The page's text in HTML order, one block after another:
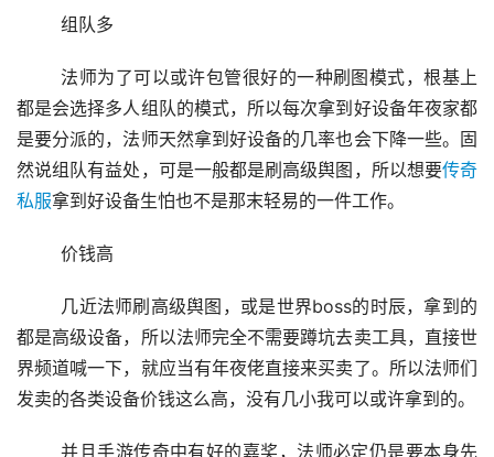
	组队多
都是会选择多人组队的模式，所以每次拿到好设备年夜家都
是要分派的，法师天然拿到好设备的几率也会下降一些。固
然说组队有益处，可是一般都是刷高级舆图，所以想要传奇
私服拿到好设备生怕也不是那末轻易的一件工作。
	价钱高
都是高级设备，所以法师完全不需要蹲坑去卖工具，直接世
界频道喊一下，就应当有年夜佬直接来买卖了。所以法师们
发卖的各类设备价钱这么高，没有几小我可以或许拿到的。
	并且手游传奇中有好的嘉奖，法师必定仍是要本身先